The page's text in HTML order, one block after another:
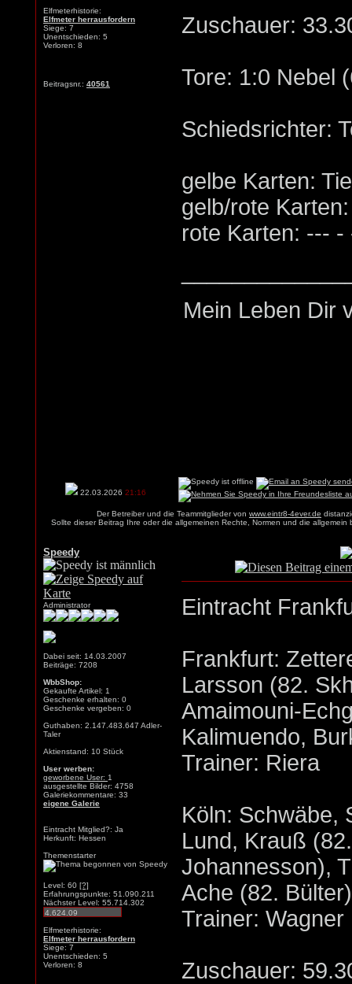
Elfmeterhistorie:
Elfmeter herrausfordern
Siege: 7
Unentschieden: 5
Verloren: 8
Beitragsnr.: 40561
Zuschauer:
Tore: 1:0 Nebel
Schiedsrichter:
gelbe Karten:
gelb/rote
rote Karten: --- -
Mein Leben Dir
22.03.2026 21:16
Der Betreiber und die Teammitglieder von www.eintr8-4ever.de
Sollte dieser Beitrag Ihre oder die allgemeinen Rechte, Normen und die
Speedy
Administrator
Dabei seit: 14.03.2007
Beiträge: 7208
WbbShop:
Gekaufte Artikel: 1
Geschenke erhalten: 0
Geschenke vergeben: 0
Guthaben: 2.147.483.647 Adler-
Taler
Aktienstand: 10 Stück
User werben:
geworbene User: 1
ausgestellte Bilder: 4758
Galeriekommentare: 33
eigene Galerie
Eintracht Mitglied?: Ja
Herkunft: Hessen
Themenstarter
Level: 60 [?]
Erfahrungspunkte: 51.090.211
Nächster Level: 55.714.302
Elfmeterhistorie:
Elfmeter herrausfordern
Siege: 7
Unentschieden: 5
Verloren: 8
Eintracht
Frankfurt:
Larsson (82.
Amaimouni-
Kalimuendo,
Trainer: Riera
Köln: Schwäbe,
Lund, Krauß
Johannesson),
Ache (82.
Trainer: Wagner
Zuschauer: